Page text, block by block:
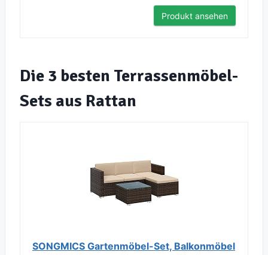
Produkt ansehen
Die 3 besten Terrassenmöbel-
Sets aus Rattan
SONGMICS Gartenmöbel-Set, Balkonmöbel